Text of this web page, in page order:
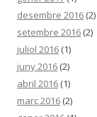
desembre 2016 (2)
setembre 2016 (2)
juliol 2016 (1)
juny 2016 (2)
abril 2016 (1)
març 2016 (2)